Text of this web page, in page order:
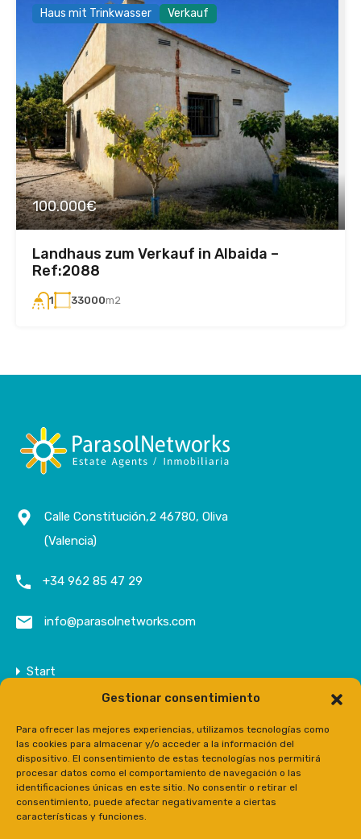
Gestionar consentimiento
Para ofrecer las mejores experiencias, utilizamos tecnologías como
las cookies para almacenar y/o acceder a la información del
dispositivo. El consentimiento de estas tecnologías nos permitirá
procesar datos como el comportamiento de navegación o las
identificaciones únicas en este sitio. No consentir o retirar el
consentimiento, puede afectar negativamente a ciertas
características y funciones.
Haus mit Trinkwasser Verkauf
100.000€
Landhaus zum Verkauf in Albaida –
Ref:2088
1 33000m2
Calle Constitución,2 46780, Oliva
(Valencia)
+34 962 85 47 29
info@parasolnetworks.com
Start
Unternehmen
Anwesen
Kontakt
Prensa